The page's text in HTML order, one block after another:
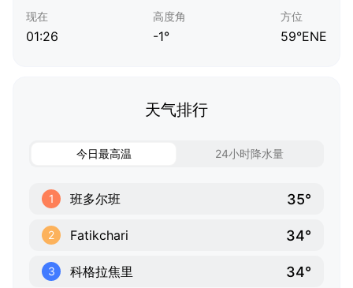
现在
01:26
高度角
-1°
方位
59°ENE
天气排行
今日最高温 24小时降水量
1 班多尔班 35°
2 Fatikchari 34°
3 科格拉焦里 34°